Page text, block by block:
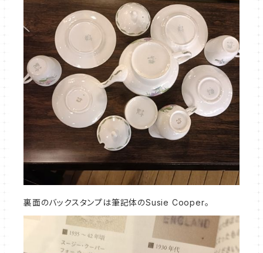
裏面のバックスタンプは筆記体のSusie Cooper。